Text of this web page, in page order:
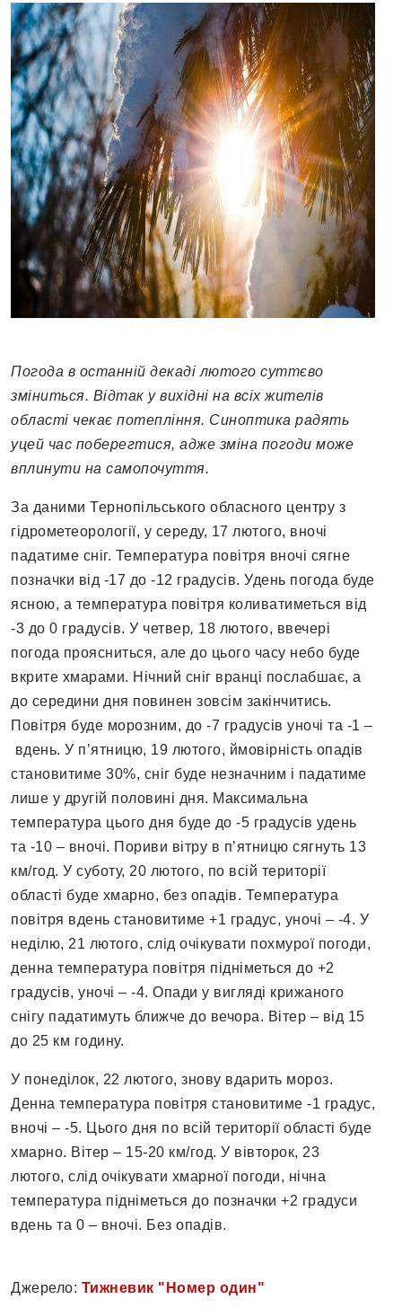
Погода в останній декаді лютого суттєво
зміниться. Відтак у вихідні на всіх жителів
області чекає потепління. Синоптика радять
уцей час поберегтися, адже зміна погоди може
вплинути на самопочуття.
За даними Тернопільського обласного центру з
гідрометеорології, у середу, 17 лютого, вночі
падатиме сніг. Температура повітря вночі сягне
позначки від -17 до -12 градусів. Удень погода буде
ясною, а температура повітря коливатиметься від
-3 до 0 градусів. У четвер, 18 лютого, ввечері
погода проясниться, але до цього часу небо буде
вкрите хмарами. Нічний сніг вранці послабшає, а
до середини дня повинен зовсім закінчитись.
Повітря буде морозним, до -7 градусів уночі та -1 –
вдень. У п’ятницю, 19 лютого, ймовірність опадів
становитиме 30%, сніг буде незначним і падатиме
лише у другій половині дня. Максимальна
температура цього дня буде до -5 градусів удень
та -10 – вночі. Пориви вітру в п’ятницю сягнуть 13
км/год. У суботу, 20 лютого, по всій території
області буде хмарно, без опадів. Температура
повітря вдень становитиме +1 градус, уночі – -4. У
неділю, 21 лютого, слід очікувати похмурої погоди,
денна температура повітря підніметься до +2
градусів, уночі – -4. Опади у вигляді крижаного
снігу падатимуть ближче до вечора. Вітер – від 15
до 25 км годину.
У понеділок, 22 лютого, знову вдарить мороз.
Денна температура повітря становитиме -1 градус,
вночі – -5. Цього дня по всій території області буде
хмарно. Вітер – 15-20 км/год. У вівторок, 23
лютого, слід очікувати хмарної погоди, нічна
температура підніметься до позначки +2 градуси
вдень та 0 – вночі. Без опадів.
Джерело: Тижневик "Номер один"